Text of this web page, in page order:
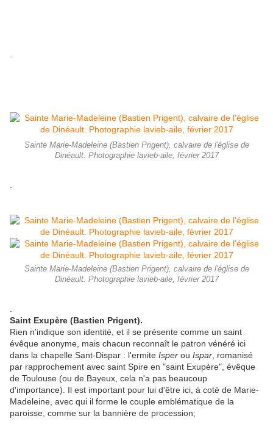
Sainte Marie-Madeleine (Bastien Prigent), calvaire de l'église de
Dinéault. Photographie lavieb-aile, février 2017
Sainte Marie-Madeleine (Bastien Prigent), calvaire de l'église de
Dinéault. Photographie lavieb-aile, février 2017
Saint Exupère (Bastien Prigent).
Rien n'indique son identité, et il se présente comme un saint
évêque anonyme, mais chacun reconnaît le patron vénéré ici
dans la chapelle Sant-Dispar : l'ermite Isper ou Ispar , romanisé
par rapprochement avec saint Spire en "saint Exupère", évêque
de Toulouse (ou de Bayeux, cela n'a pas beaucoup
d'importance). Il est important pour lui d'être ici, à coté de Marie-
Madeleine, avec qui il forme le couple emblématique de la
paroisse, comme sur la bannière de procession;